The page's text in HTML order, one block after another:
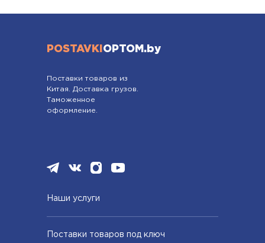
POSTAVKI OPTOM.by
Поставки товаров из
Китая. Доставка грузов.
Таможенное
оформление.
Наши услуги
Поставки товаров под ключ